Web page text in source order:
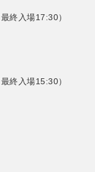
終入場17:30）
終入場15:30）